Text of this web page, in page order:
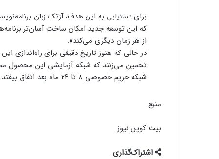
که این توسعه جدید امکان ساخت آسان‌تر برنامه‌ها
از هر زمان دیگری می‌کند».
در حالی که هنوز تاریخ دقیقی برای راه‌اندازی
شبکه حریم خصوصی ۸ تا ۲۴ ماه بعد اتفاق بیفتد.
منبع
بیت کوین نیوز
اشتراک‌گذاری